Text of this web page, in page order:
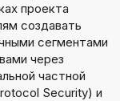
проекта
создавать
сегментами
через
частной
Security) и